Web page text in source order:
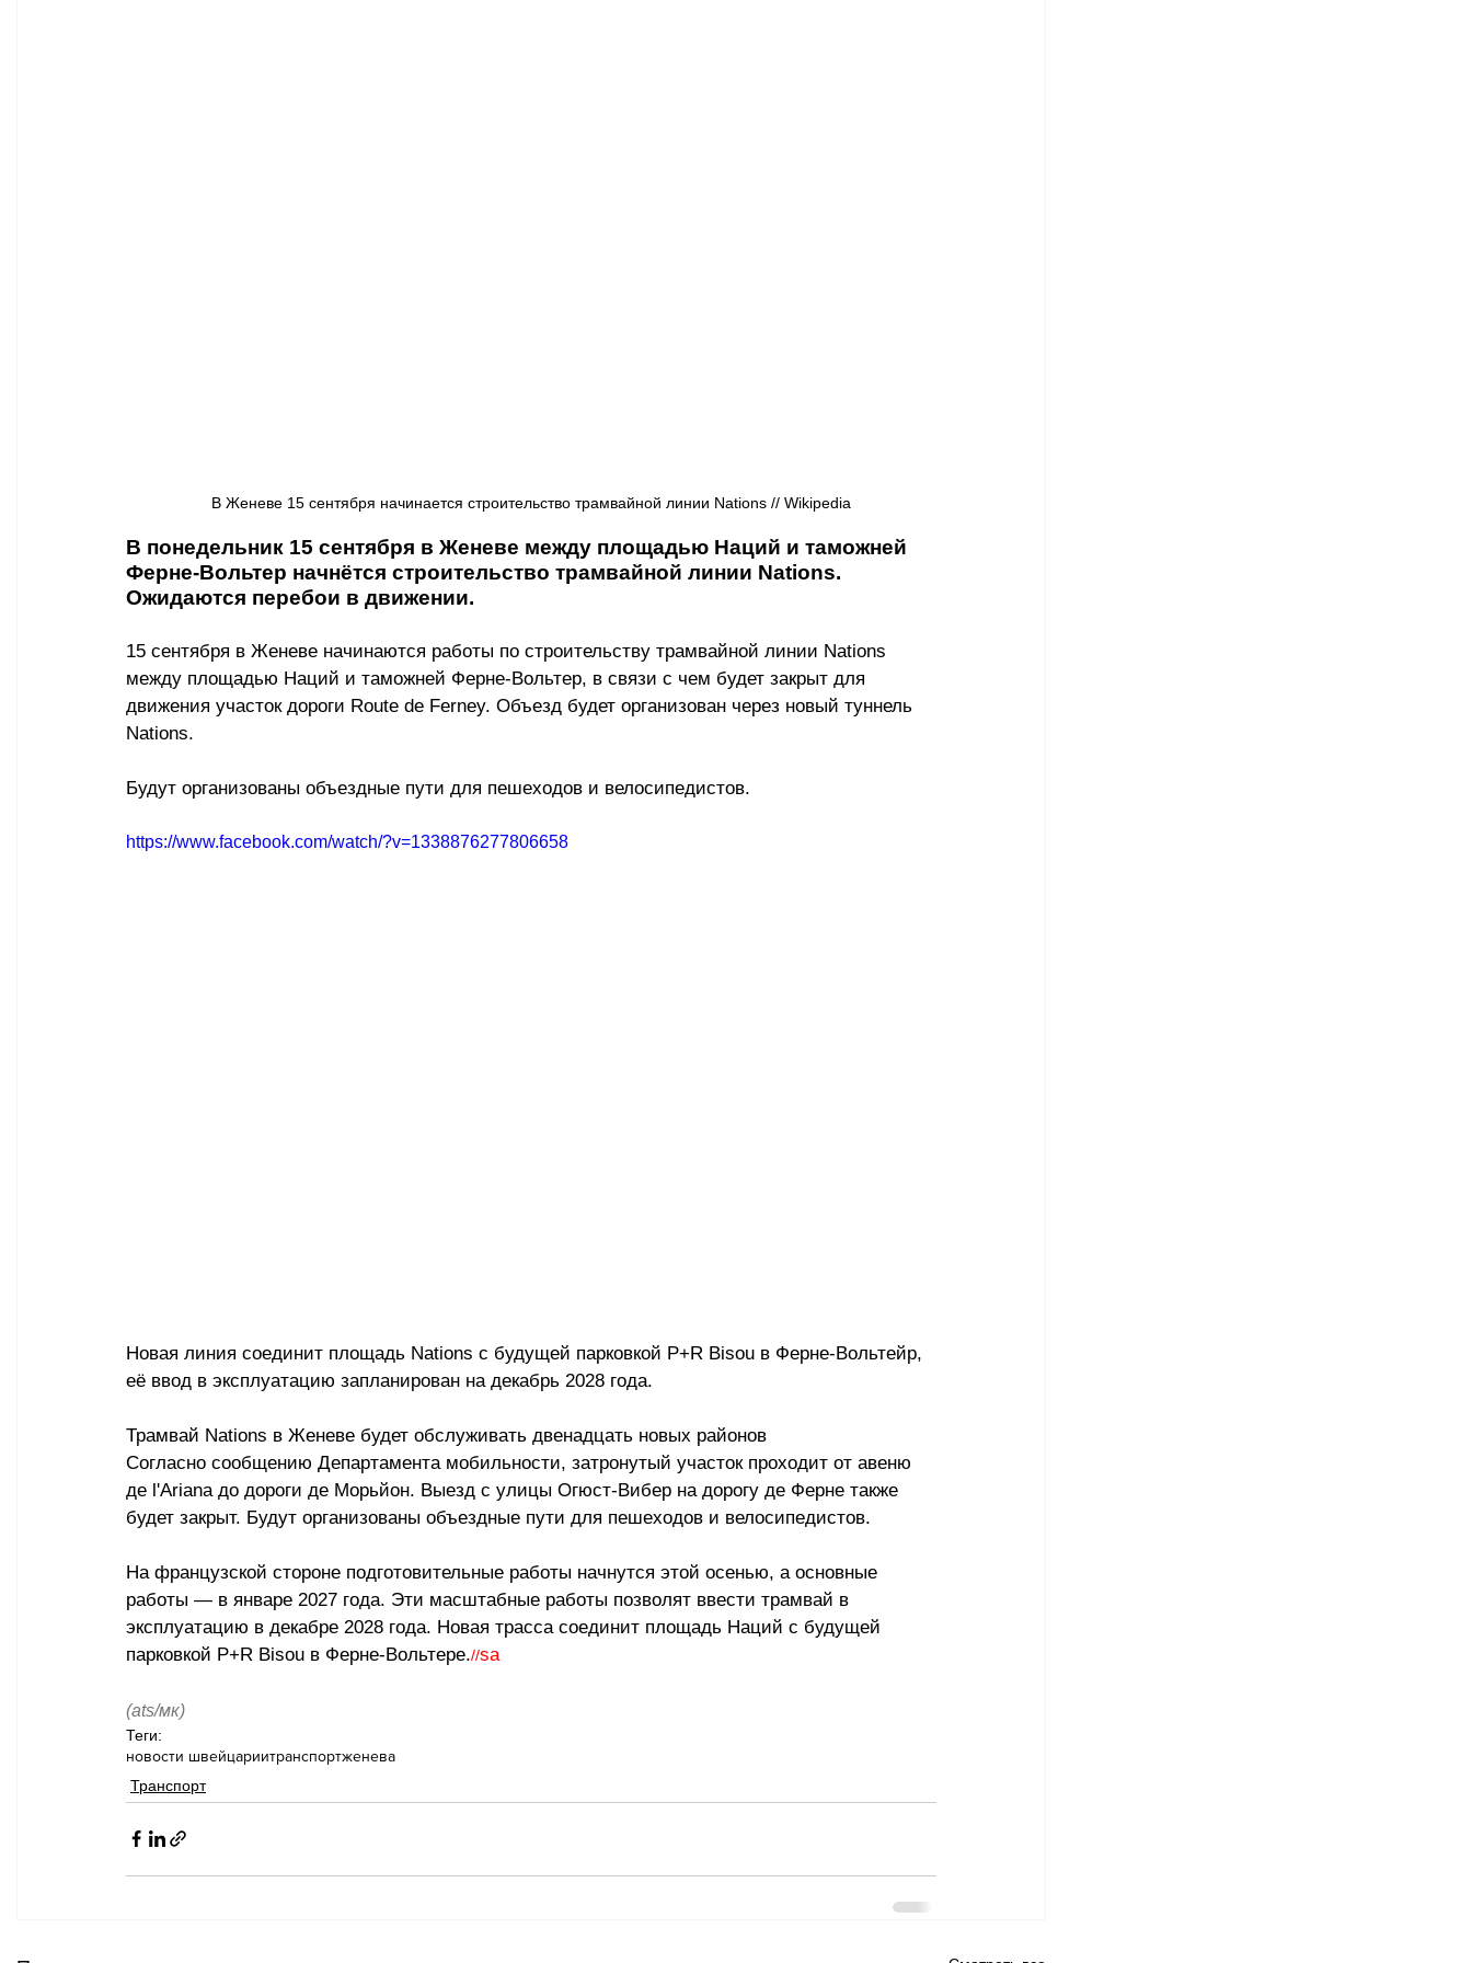
В Женеве 15 сентября начинается строительство трамвайной линии Nations // Wikipedia
В понедельник 15 сентября в Женеве между площадью Наций и таможней
Ферне-Вольтер начнётся строительство трамвайной линии Nations.
Ожидаются перебои в движении.
15 сентября в Женеве начинаются работы по строительству трамвайной линии Nations
между площадью Наций и таможней Ферне-Вольтер, в связи с чем будет закрыт для
движения участок дороги Route de Ferney. Объезд будет организован через новый туннель
Nations.
Будут организованы объездные пути для пешеходов и велосипедистов.
https://www.facebook.com/watch/?v=1338876277806658
Новая линия соединит площадь Nations с будущей парковкой P+R Bisou в Ферне-Вольтейр,
её ввод в эксплуатацию запланирован на декабрь 2028 года.
Трамвай Nations в Женеве будет обслуживать двенадцать новых районов
Согласно сообщению Департамента мобильности, затронутый участок проходит от авеню
де l'Ariana до дороги де Морьйон. Выезд с улицы Огюст-Вибер на дорогу де Ферне также
будет закрыт. Будут организованы объездные пути для пешеходов и велосипедистов.
На французской стороне подготовительные работы начнутся этой осенью, а основные
работы — в январе 2027 года. Эти масштабные работы позволят ввести трамвай в
эксплуатацию в декабре 2028 года. Новая трасса соединит площадь Наций с будущей
парковкой P+R Bisou в Ферне-Вольтере.//sa
(ats/мк)
Теги:
новости швейцариитранспортженева
Транспорт